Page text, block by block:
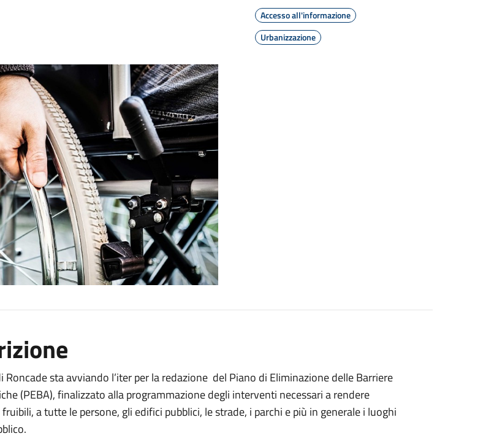
Accesso all'informazione
Urbanizzazione
Roncade sta avviando l’iter per la redazione del Piano di Eliminazione delle Barriere
(PEBA), finalizzato alla programmazione degli interventi necessari a rendere
a tutte le persone, gli edifici pubblici, le strade, i parchi e più in generale i luoghi